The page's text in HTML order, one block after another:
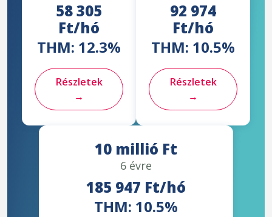
58 305
Ft/hó
THM: 12.3%
Részletek
→
92 974
Ft/hó
THM: 10.5%
Részletek
→
10 millió Ft
6 évre
185 947 Ft/hó
THM: 10.5%